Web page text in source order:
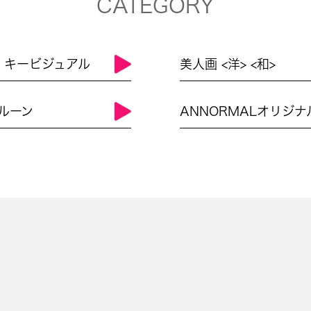
CATEGORY
ービジュアル 美人画 <洋> <和>
ーン ANNORMALオリジナ